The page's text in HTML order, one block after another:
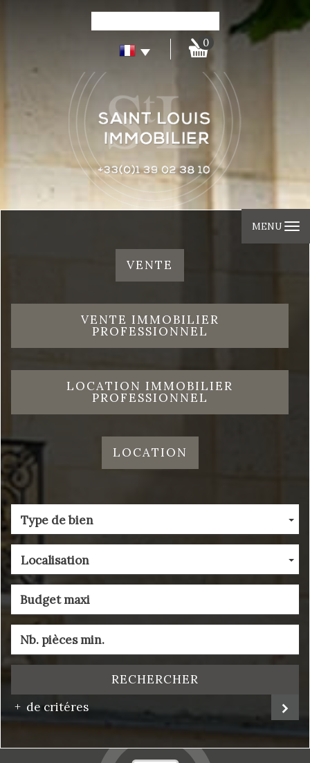
0
MENU
VENTE
VENTE IMMOBILIER
PROFESSIONNEL
LOCATION IMMOBILIER
PROFESSIONNEL
LOCATION
Type de bien
Localisation
RECHERCHER
de critéres